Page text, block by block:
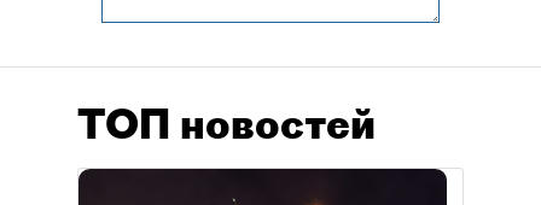
ТОП новостей